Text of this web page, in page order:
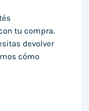
tu compra.
devolver
cómo